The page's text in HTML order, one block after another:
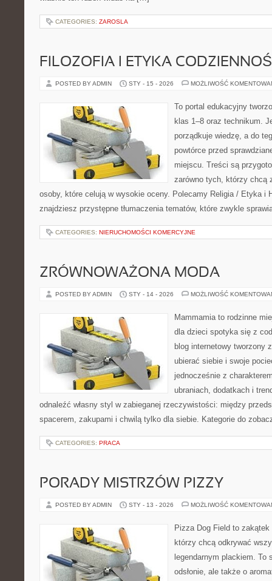
CATEGORIES: ZAROSLA
FILOZOFIA I ETYKA
POSTED BY ADMIN STY - 15 - 2026 MOŻLIWOŚĆ
To portal edukacyjny
klas 1–8 oraz technikum.
porządkuje wiedzę, a do
powtórce przed
miejscu. Treści są
zarówno tych, którzy chcą
osoby, które celują w wysokie oceny. Polecamy Religia / Etyka i
znajdziesz przystępne tłumaczenia tematów, które zwykle
CATEGORIES: NIERUCHOMOŚCI KOMERCYJNE
ZRÓWNOWAŻONA MODA
POSTED BY ADMIN STY - 14 - 2026 MOŻLIWOŚĆ
Mammamia to rodzinne
dla dzieci spotyka się z
blog internetowy tworzony
ubierać siebie i swoje
jednocześnie z
ubraniach, dodatkach i
odnaleźć własny styl w zabieganej rzeczywistości: między
spacerem, zakupami i chwilą tylko dla siebie. Kategorie do
CATEGORIES: PRACA
PORADY MISTRZÓW PIZZY
POSTED BY ADMIN STY - 13 - 2026 MOŻLIWOŚĆ
Pizza Dog Field to
którzy chcą odkrywać
legendarnym plackiem. To
odsłonie, ale także o